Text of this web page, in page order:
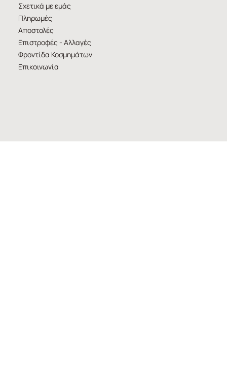
Σχετικά με εμάς
Πληρωμές
Αποστολές
Επιστροφές - Αλλαγές
Φροντίδα Κοσμημάτων
Επικοινωνία